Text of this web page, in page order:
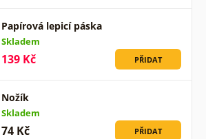
Papírová lepicí páska
Skladem
139 Kč PŘIDAT
Nožík
Skladem
74 Kč PŘIDAT